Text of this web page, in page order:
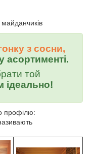
з сосни,
асортименті.
той
ідеально!
профілю: